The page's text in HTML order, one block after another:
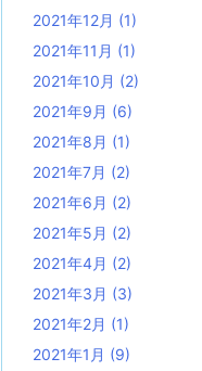
2021年12月 (1)
2021年11月 (1)
2021年10月 (2)
2021年9月 (6)
2021年8月 (1)
2021年7月 (2)
2021年6月 (2)
2021年5月 (2)
2021年4月 (2)
2021年3月 (3)
2021年2月 (1)
2021年1月 (9)